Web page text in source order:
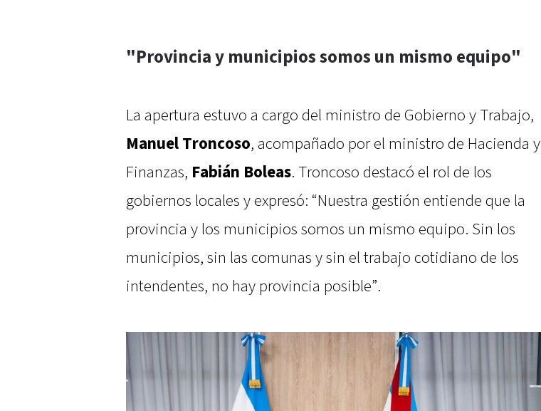
"Provincia y municipios somos un mismo equipo"
La apertura estuvo a cargo del ministro de Gobierno y Trabajo,
Manuel Troncoso, acompañado por el ministro de Hacienda y
Finanzas, Fabián Boleas. Troncoso destacó el rol de los
gobiernos locales y expresó: “Nuestra gestión entiende que la
provincia y los municipios somos un mismo equipo. Sin los
municipios, sin las comunas y sin el trabajo cotidiano de los
intendentes, no hay provincia posible”.